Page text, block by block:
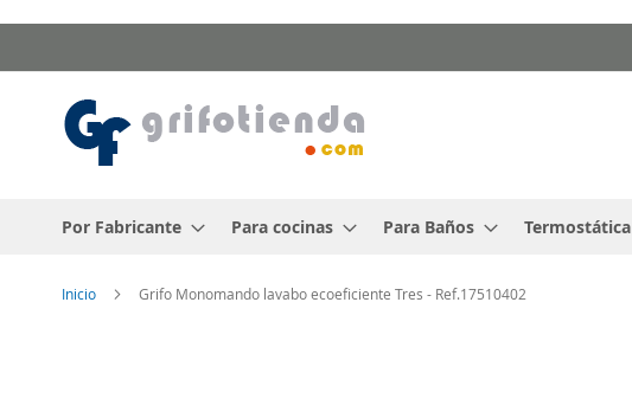
al
Por Fabricante Para cocinas Para Baños Termostática
Inicio Grifo Monomando lavabo ecoeficiente Tres - Ref.17510402